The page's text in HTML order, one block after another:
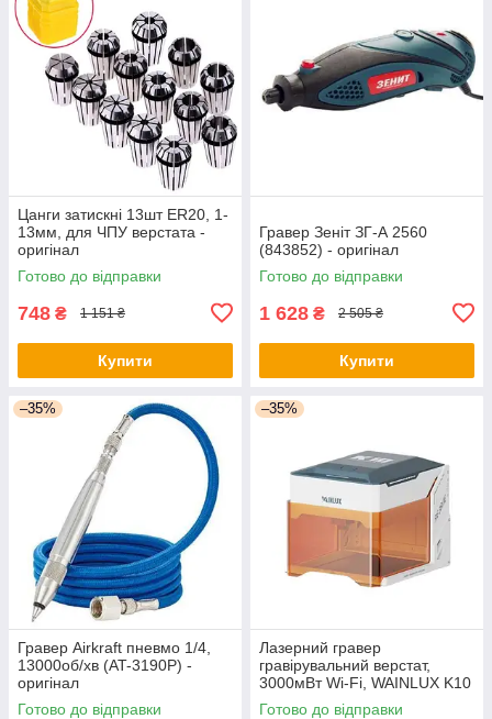
Цанги затискні 13шт ER20, 1-
13мм, для ЧПУ верстата -
оригінал
Готово до відправки
748 ₴ 1 151 ₴
Купити
Гравер Зеніт ЗГ-А 2560
(843852) - оригінал
Готово до відправки
1 628 ₴ 2 505 ₴
Купити
–35%
Гравер Airkraft пневмо 1/4,
13000об/хв (AT-3190P) -
оригінал
Готово до відправки
–35%
Лазерний гравер
гравірувальний верстат,
3000мВт Wi-Fi, WAINLUX K10
- оригінал
Готово до відправки